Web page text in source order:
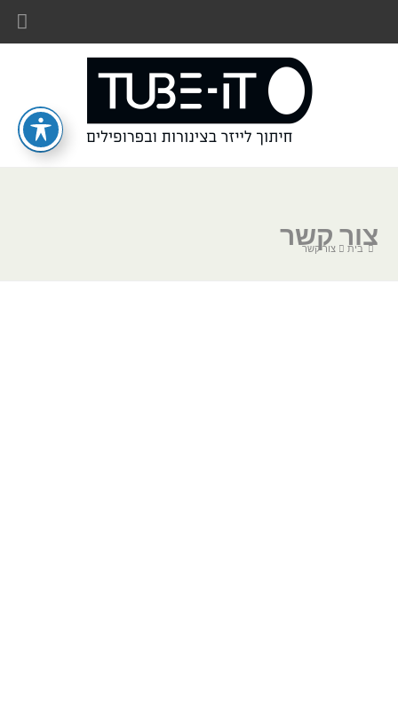
צור קשר
בית צור קשר